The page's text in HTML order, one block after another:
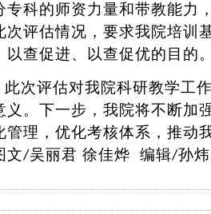
专科的师资力量和带教能力
次评估情况，要求我院培训
以查促进、以查促优的目的。
此次评估对我院科研教学工
义。下一步，我院将不断加
管理，优化考核体系，推动
文/吴丽君 徐佳烨 编辑/孙